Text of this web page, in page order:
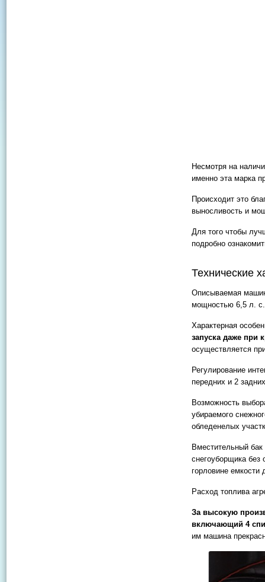
Несмотря на
именно эта марка
Происходит это
выносливость и
Для того чтобы
подробно
Технические
Описываемая
мощностью 6,5 л.
Характерная
запуска даже при
осуществляется
Регулирование
передних и 2
Возможность
убираемого
обледенелых
Вместительный
снегоуборщика без
горловине емкости
Расход топлива
За высокую
включающий 4
им машина